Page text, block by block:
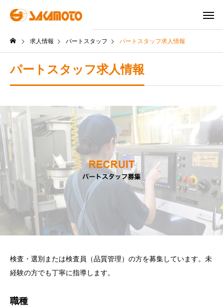
求人情報 パートスタッフ パートスタッフ求人情報
パートスタッフ求人情報
検査・選別または検査員（品質管理）の方を募集しています。未
経験の方でも丁寧に指導します。
職種